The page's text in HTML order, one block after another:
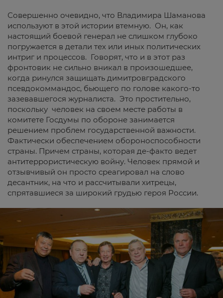
Совершенно очевидно, что Владимира Шаманова
используют в этой истории втемную. Он, как
настоящий боевой генерал не слишком глубоко
погружается в детали тех или иных политических
интриг и процессов. Говорят, что и в этот раз
фронтовик не сильно вникал в произошедшее,
когда ринулся защищать димитровградского
псевдокоммандос, бьющего по голове какого-то
зазевавшегося журналиста. Это простительно,
поскольку человек на своем месте работы в
комитете Госдумы по обороне занимается
решением проблем государственной важности.
Фактически обеспечением обороноспособности
страны. Причем страны, которая де-факто ведет
антитеррористическую войну. Человек прямой и
отзывчивый он просто среагировал на слово
десантник, на что и рассчитывали хитрецы,
спрятавшиеся за широкий грудью героя России.